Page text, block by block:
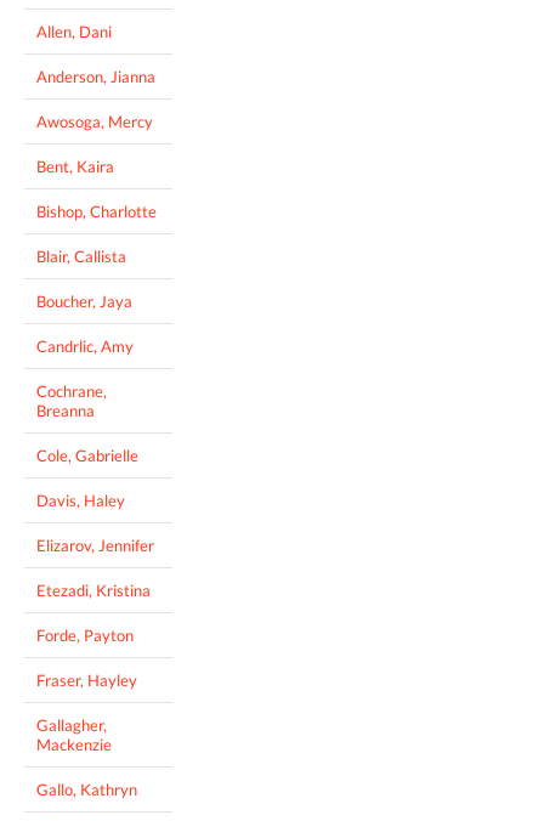
Allen, Dani
Anderson, Jianna
Awosoga, Mercy
Bent, Kaira
Bishop, Charlotte
Blair, Callista
Boucher, Jaya
Candrlic, Amy
Cochrane,
Breanna
Cole, Gabrielle
Davis, Haley
Elizarov, Jennifer
Etezadi, Kristina
Forde, Payton
Fraser, Hayley
Gallagher,
Mackenzie
Gallo, Kathryn